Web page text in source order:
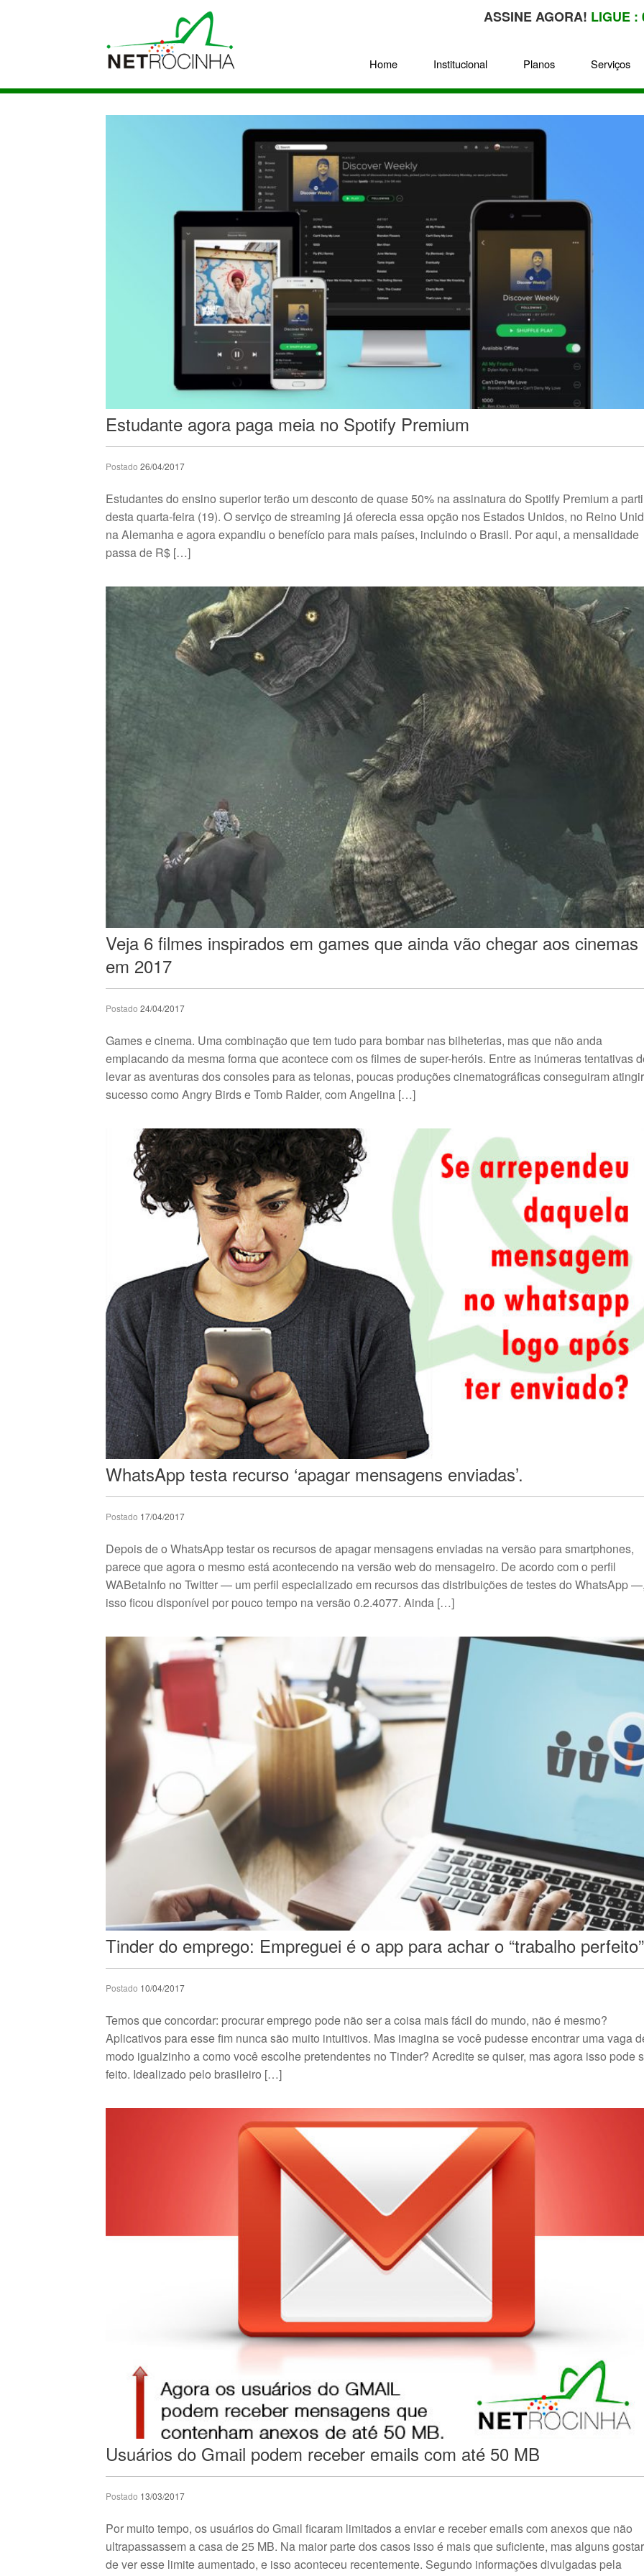
ASSINE AGORA! LIGUE :
Home Institucional Planos Serviços
Estudante agora paga meia no Spotify Premium
Postado 26/04/2017
Estudantes do ensino superior terão um desconto de quase 50% na assinatura do Spotify Premium a
desta quarta-feira (19). O serviço de streaming já oferecia essa opção nos Estados Unidos, no Reino
na Alemanha e agora expandiu o benefício para mais países, incluindo o Brasil. Por aqui, a mensalidade
passa de R$ […]
Veja 6 filmes inspirados em games que ainda vão chegar aos cinemas
em 2017
Postado 24/04/2017
Games e cinema. Uma combinação que tem tudo para bombar nas bilheterias, mas que não anda
emplacando da mesma forma que acontece com os filmes de super-heróis. Entre as inúmeras tentativas
levar as aventuras dos consoles para as telonas, poucas produções cinematográficas conseguiram
sucesso como Angry Birds e Tomb Raider, com Angelina […]
WhatsApp testa recurso ‘apagar mensagens enviadas’.
Postado 17/04/2017
Depois de o WhatsApp testar os recursos de apagar mensagens enviadas na versão para smartphones,
parece que agora o mesmo está acontecendo na versão web do mensageiro. De acordo com o perfil
WABetaInfo no Twitter — um perfil especializado em recursos das distribuições de testes do WhatsApp
isso ficou disponível por pouco tempo na versão 0.2.4077. Ainda […]
Tinder do emprego: Empreguei é o app para achar o “trabalho perfeito”
Postado 10/04/2017
Temos que concordar: procurar emprego pode não ser a coisa mais fácil do mundo, não é mesmo?
Aplicativos para esse fim nunca são muito intuitivos. Mas imagina se você pudesse encontrar uma vaga
modo igualzinho a como você escolhe pretendentes no Tinder? Acredite se quiser, mas agora isso pode
feito. Idealizado pelo brasileiro […]
Usuários do Gmail podem receber emails com até 50 MB
Postado 13/03/2017
Por muito tempo, os usuários do Gmail ficaram limitados a enviar e receber emails com anexos que não
ultrapassassem a casa de 25 MB. Na maior parte dos casos isso é mais que suficiente, mas alguns
de ver esse limite aumentado, e isso aconteceu recentemente. Segundo informações divulgadas pela